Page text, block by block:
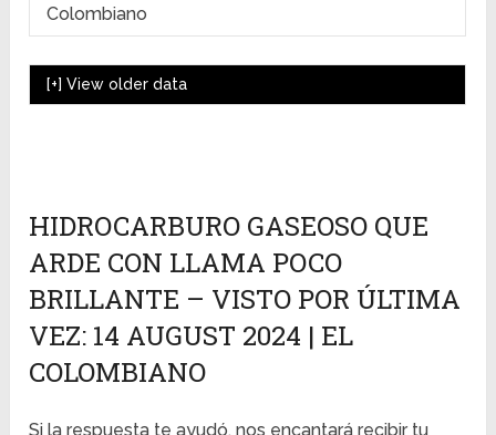
Colombiano
[+]View older data
HIDROCARBURO GASEOSO QUE
ARDE CON LLAMA POCO
BRILLANTE – VISTO POR ÚLTIMA
VEZ: 14 AUGUST 2024 | EL
COLOMBIANO
Si la respuesta te ayudó, nos encantará recibir tu